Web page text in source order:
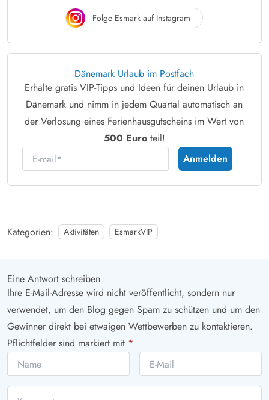
Folge Esmark auf Instagram
Dänemark Urlaub im Postfach
Erhalte gratis VIP-Tipps und Ideen für deinen Urlaub in
Dänemark und nimm in jedem Quartal automatisch an
der Verlosung eines Ferienhausgutscheins im Wert von
500 Euroteil!
E-mail
Anmelden
Kategorien: Aktivitäten EsmarkVIP
Eine Antwort schreiben
Ihre E-Mail-Adresse wird nicht veröffentlicht, sondern nur
verwendet, um den Blog gegen Spam zu schützen und um den
Gewinner direkt bei etwaigen Wettbewerben zu kontaktieren.
Pflichtfelder sind markiert mit *